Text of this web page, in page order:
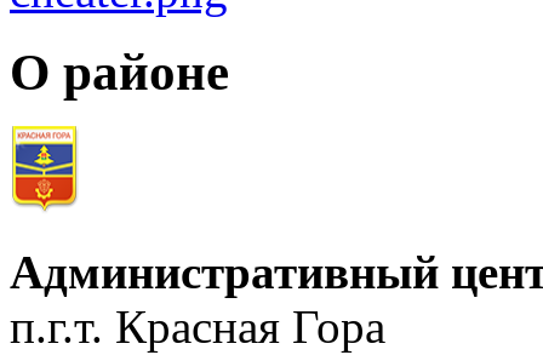
О районе
Административный
п.г.т. Красная Гора